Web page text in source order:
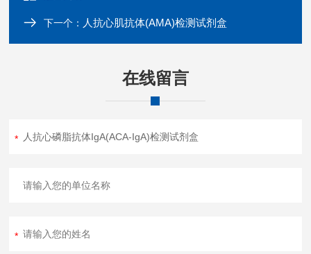
下一个： 人抗心肌抗体(AMA)检测试剂盒
在线留言